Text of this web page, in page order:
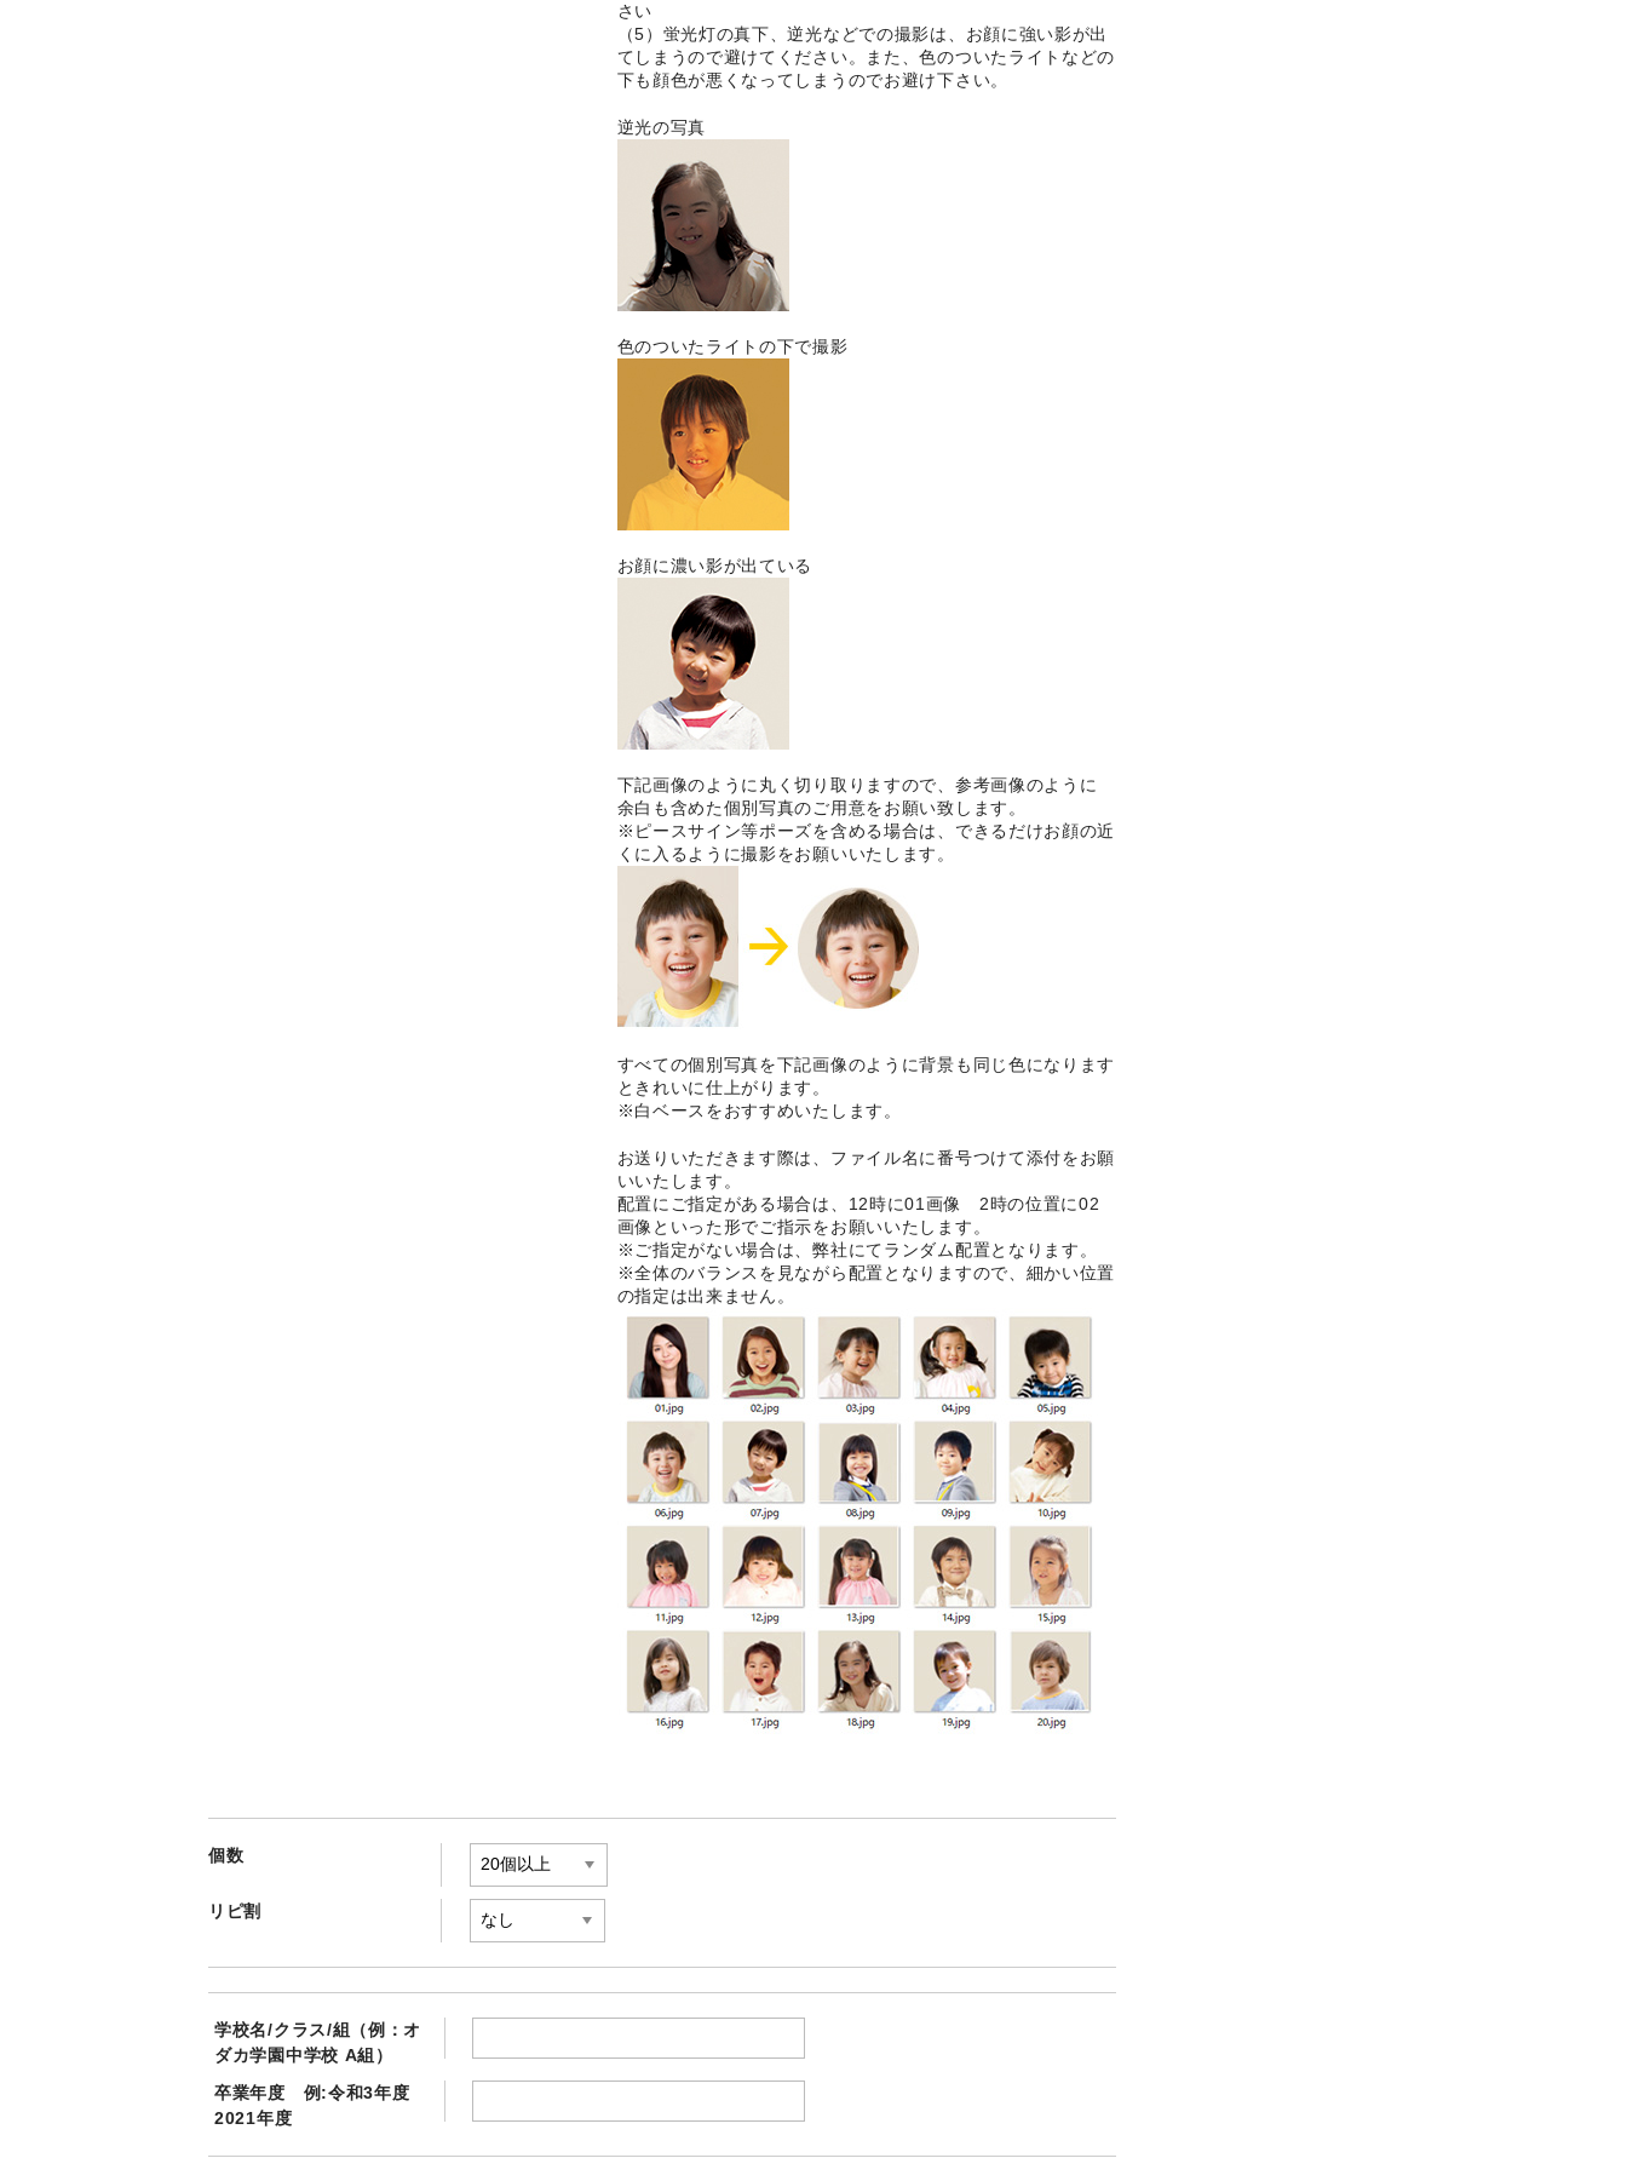
さい
（5）蛍光灯の真下、逆光などでの撮影は、お顔に強い影が出
てしまうので避けてください。また、色のついたライトなどの
下も顔色が悪くなってしまうのでお避け下さい。
逆光の写真
色のついたライトの下で撮影
お顔に濃い影が出ている
下記画像のように丸く切り取りますので、参考画像のように
余白も含めた個別写真のご用意をお願い致します。
※ピースサイン等ポーズを含める場合は、できるだけお顔の近
くに入るように撮影をお願いいたします。
すべての個別写真を下記画像のように背景も同じ色になります
ときれいに仕上がります。
※白ベースをおすすめいたします。
お送りいただきます際は、ファイル名に番号つけて添付をお願
いいたします。
配置にご指定がある場合は、12時に01画像 2時の位置に02
画像といった形でご指示をお願いいたします。
※ご指定がない場合は、弊社にてランダム配置となります。
※全体のバランスを見ながら配置となりますので、細かい位置
の指定は出来ません。
個数
リピ割
学校名/クラス/組（例：オ
ダカ学園中学校 A組）
卒業年度 例:令和3年度
2021年度